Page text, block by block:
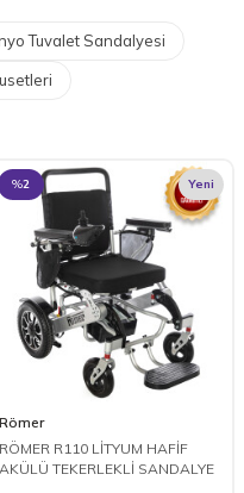
Tuvalet Sandalyesi
%2 Yeni
Römer
RÖMER R110 LİTYUM HAFİF
AKÜLÜ TEKERLEKLİ SANDALYE